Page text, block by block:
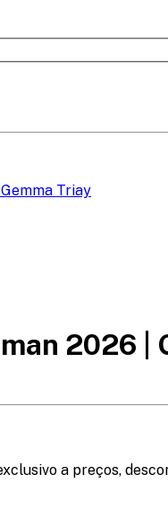
Triay
2026 |
a preços,